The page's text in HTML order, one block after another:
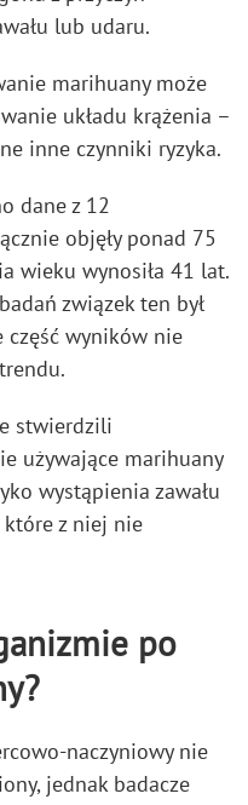
lub udaru.
marihuany może
układu krążenia –
inne czynniki ryzyka.
dane z 12
objęły ponad 75
wieku wynosiła 41 lat.
związek ten był
część wyników nie
stwierdzili
używające marihuany
wystąpienia zawału
z niej nie
po
naczyniowy nie
jednak badacze